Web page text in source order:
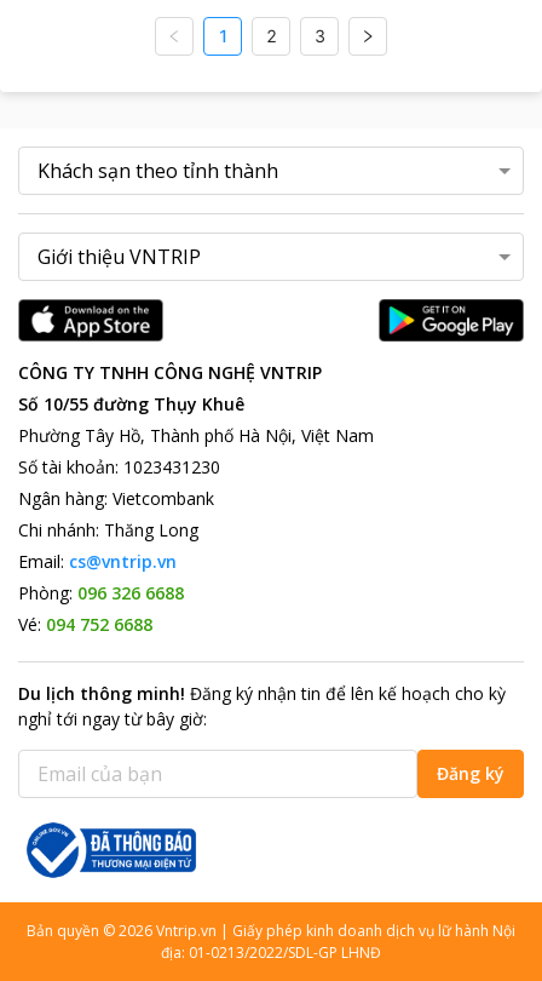
1 2 3
CÔNG TY TNHH CÔNG NGHỆ VNTRIP
Số 10/55 đường Thụy Khuê
Phường Tây Hồ, Thành phố Hà Nội, Việt Nam
Số tài khoản: 1023431230
Ngân hàng: Vietcombank
Chi nhánh: Thăng Long
Email: cs@vntrip.vn
Phòng: 096 326 6688
Vé: 094 752 6688
Du lịch thông minh! Đăng ký nhận tin để lên kế hoạch cho kỳ
nghỉ tới ngay từ bây giờ:
Đăng ký
Bản quyền ©2026Vntrip.vn | Giấy phép kinh doanh dịch vụ lữ hành Nội
địa: 01-0213/2022/SDL-GP LHNĐ